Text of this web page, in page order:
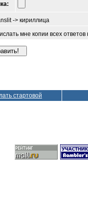
-> кириллица
мне копии всех
стартовой